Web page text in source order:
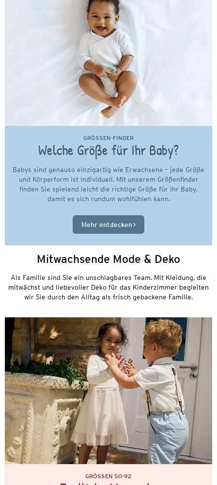
GRÖSSEN-FINDER
Welche Größe für Ihr Baby?
Babys sind genauso einzigartig wie Erwachsene – jede Größe
und Körperform ist individuell. Mit unserem Größenfinder
finden Sie spielend leicht die richtige Größe für Ihr Baby,
damit es sich rundum wohlfühlen kann.
Mehr entdecken
Mitwachsende Mode & Deko
Als Familie sind Sie ein unschlagbares Team. Mit Kleidung, die
mitwächst und liebevoller Deko für das Kinderzimmer begleiten
wir Sie durch den Alltag als frisch gebackene Familie.
GRÖSSEN 50-92